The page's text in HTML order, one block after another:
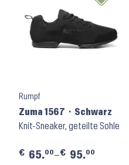
Rumpf
Zuma 1567 ⬝ Schwarz
Knit-Sneaker, geteilte Sohle
€ 65.00–€ 95.00